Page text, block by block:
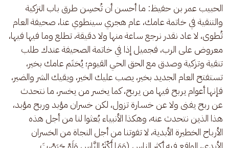
الحبيب عمر بن حفيظ: ما أحسن أن تُحسِن طرق باب التزكية
والتنقية في خاتمة عامك، عام هجري سينطوي عنا، صحيفة العام
تُطوى، لا عاد نقدر نرجع ساعة منها ولا دقيقة، تطلع وما فيها فيها،
معروض على الرب، فجميل إذا في خاتمة الصحيفة عندك طلب
تنقية وتزكية وصدق مع الحق الحي القيوم؛ يُختَم عامك بخير،
تستفتح العام الجديد بخير، يصب عليك الخير، ويقيك الشر والضير،
فإنها أعوام يربح فيها من يربح، كما يخسر من يخسر، ما نتحدث
عن ربح يفنى ولا عن خسارة تزول، لكن خسران مؤبد وربح مؤبد،
هذا الذين نتحدث عنه، وهكذا الأنبياء بُعثوا لنا من أجل هذه
الأرباح الخطيرة الأبدية، لا تفوتنا من أجل النجاة من الخسران